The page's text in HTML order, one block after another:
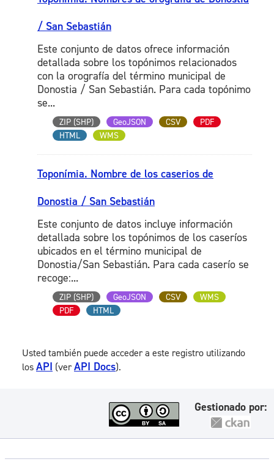
/ San Sebastián
Este conjunto de datos ofrece información
detallada sobre los topónimos relacionados
con la orografía del término municipal de
Donostia / San Sebastián. Para cada topónimo
se...
ZIP (SHP) GeoJSON CSV
PDF
HTML
WMS
Toponímia. Nombre de los caserios de
Donostia / San Sebastián
Este conjunto de datos incluye información
detallada sobre los topónimos de los caseríos
ubicados en el término municipal de
Donostia/San Sebastián. Para cada caserío se
recoge:...
ZIP (SHP) GeoJSON CSV
WMS
PDF
HTML
Usted también puede acceder a este registro utilizando
los API (verAPI Docs).
Gestionado por: